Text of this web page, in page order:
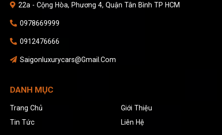
22a - Cộng Hòa, Phương 4, Quận Tân Bình TP HCM
0978669999
0912476666
Saigonluxurycars@gmail.com
DANH MỤC
Trang Chủ
Giới Thiệu
Tin Tức
Liên Hệ